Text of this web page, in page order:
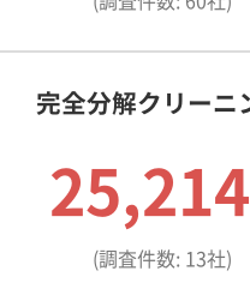
では表面の油を弾く
の汚れまで全く届
からこそ、分解して
要になるんですよ。
完全分解クリーニ
25,214
(調査件数: 13社)